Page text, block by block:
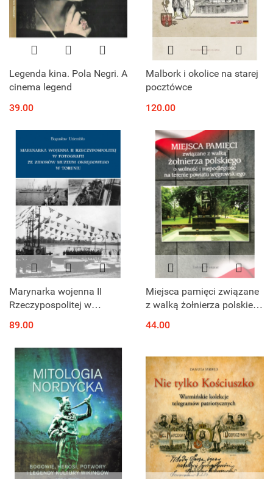
Legenda kina. Pola Negri. A
cinema legend
39.00
Malbork i okolice na starej
pocztówce
120.00
Marynarka wojenna II
Rzeczypospolitej w
Muzeum Okręgowego w
Toruniu
89.00
Miejsca pamięci związane
z walką żołnierza polskiego
na terenie powiatu
44.00